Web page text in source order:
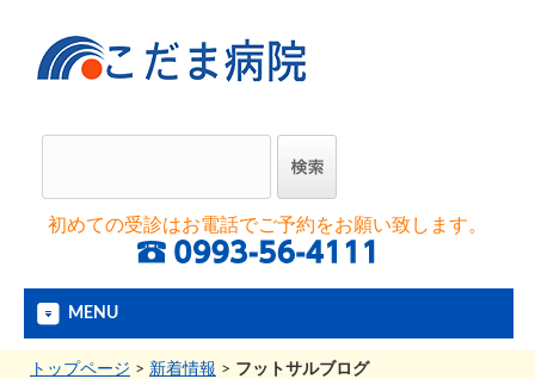
初めての受診はお電話でご予約をお願い致します。
MENU
トップページ > 新着情報 > フットサルブログ